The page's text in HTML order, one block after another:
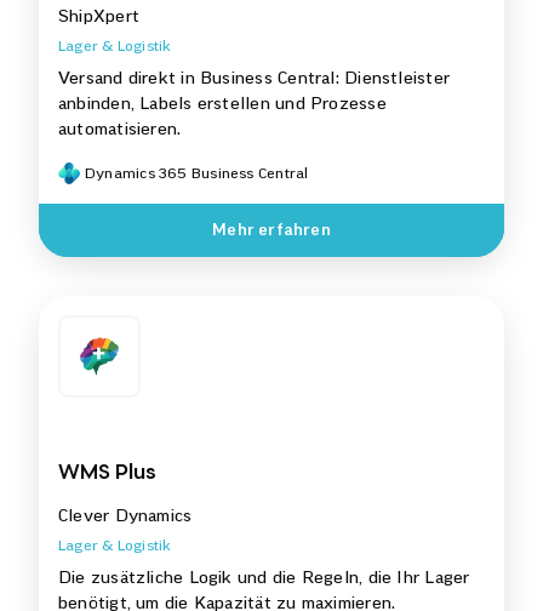
ShipXpert
Lager & Logistik
Versand direkt in Business Central: Dienstleister
anbinden, Labels erstellen und Prozesse
automatisieren.
Dynamics 365 Business Central
Mehr erfahren
WMS Plus
Clever Dynamics
Lager & Logistik
Die zusätzliche Logik und die Regeln, die Ihr Lager
benötigt, um die Kapazität zu maximieren.